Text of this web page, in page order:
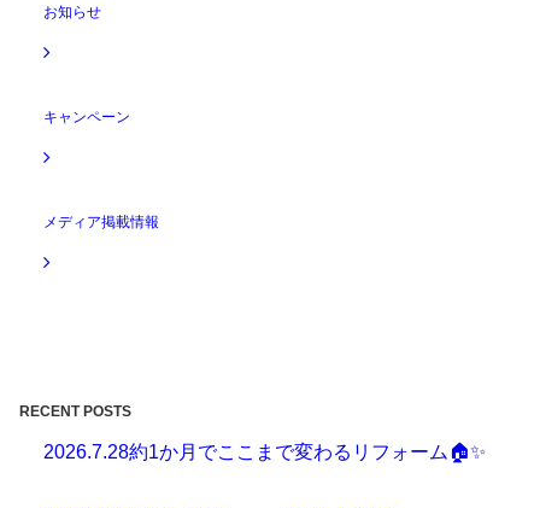
お知らせ
キャンペーン
メディア掲載情報
RECENT POSTS
2026.7.28約1か月でここまで変わるリフォーム🏠✨